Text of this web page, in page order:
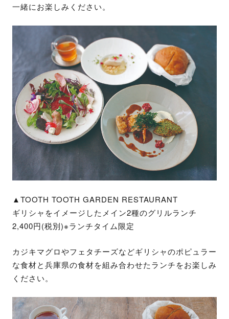
一緒にお楽しみください。
▲TOOTH TOOTH GARDEN RESTAURANT
ギリシャをイメージしたメイン2種のグリルランチ
2,400円(税別)※ランチタイム限定
カジキマグロやフェタチーズなどギリシャのポピュラー
な食材と兵庫県の食材を組み合わせたランチをお楽しみ
ください。